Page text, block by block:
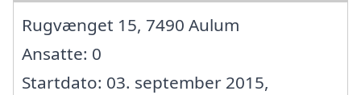
Rugvænget 15, 7490 Aulum
Ansatte: 0
Startdato: 03. september 2015,